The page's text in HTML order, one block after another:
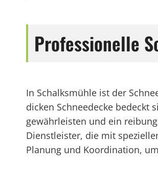
Professionelle
In Schalksmühle ist der
dicken Schneedecke bedeckt
gewährleisten und ein
Dienstleister, die mit
Planung und Koordination,